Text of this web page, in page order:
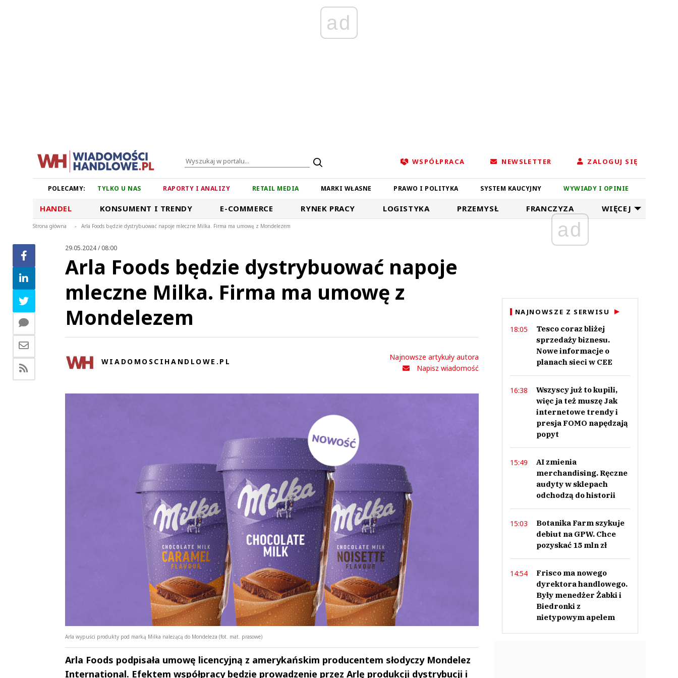
ad
WSPÓŁPRACA NEWSLETTER ZALOGUJ SIĘ
POLECAMY: TYLKO U NAS RAPORTY I ANALIZY RETAIL MEDIA MARKI WŁASNE PRAWO I POLITYKA SYSTEM KAUCYJNY WYWIADY I OPINIE
HANDEL KONSUMENT I TRENDY E-COMMERCE RYNEK PRACY LOGISTYKA PRZEMYSŁ FRANCZYZA WIĘCEJ
Strona główna > Arla Foods będzie dystrybuować napoje mleczne Milka. Firma ma umowę z Mondelezem
29.05.2024 / 08:00
Arla Foods będzie dystrybuować napoje
mleczne Milka. Firma ma umowę z
Mondelezem
WIADOMOSCIHANDLOWE.PL
Najnowsze artykuły autora
Napisz wiadomość
Arla wypuści produkty pod marką Milka należącą do Mondeleza (fot. mat. prasowe)
Arla Foods podpisała umowę licencyjną z amerykańskim producentem słodyczy Mondelez
International. Efektem współpracy będzie prowadzenie przez Arlę produkcji dystrybucji i
ad
NAJNOWSZE Z SERWISU
18:05
Tesco coraz bliżej
sprzedaży biznesu.
Nowe informacje o
planach sieci w CEE
16:38
Wszyscy już to kupili,
więc ja też muszę Jak
internetowe trendy i
presja FOMO napędzają
popyt
15:49
AI zmienia
merchandising. Ręczne
audyty w sklepach
odchodzą do historii
15:03
Botanika Farm szykuje
debiut na GPW. Chce
pozyskać 15 mln zł
14:54
Frisco ma nowego
dyrektora handlowego.
Były menedżer Żabki i
Biedronki z
nietypowym apelem